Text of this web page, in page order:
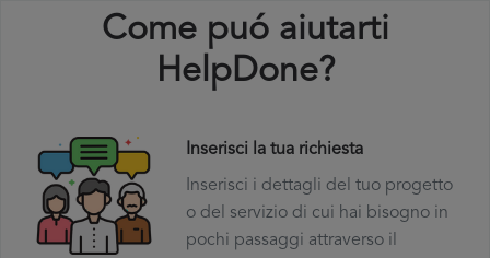
Come puó aiutarti
HelpDone?
Inserisci la tua richiesta
Inserisci i dettagli del tuo progetto
o del servizio di cui hai bisogno in
pochi passaggi attraverso il